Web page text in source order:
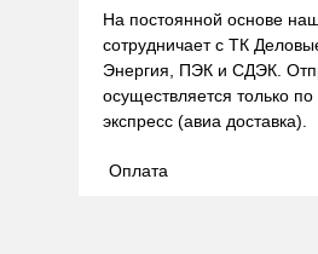
На постоянной основе
сотрудничает с ТК
Энергия, ПЭК и СДЭК.
осуществляется только
экспресс (авиа доставка).
Оплата